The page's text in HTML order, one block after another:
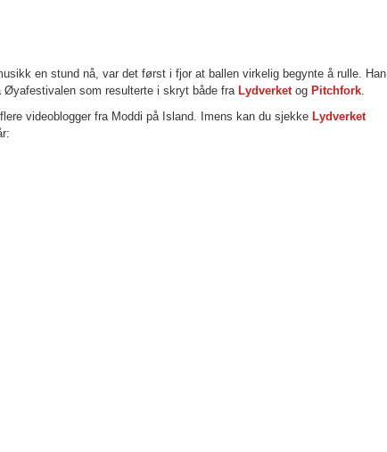
en stund nå, var det først i fjor at ballen virkelig begynte å rulle. Han
Øyafestivalen som resulterte i skryt både fra Lydverket og Pitchfork.
videoblogger fra Moddi på Island. Imens kan du sjekke Lydverket